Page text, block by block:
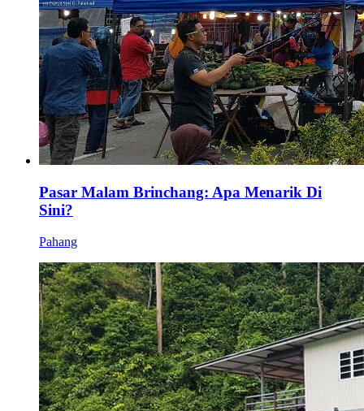
Pasar Malam Brinchang: Apa Menarik Di
Sini?
Pahang